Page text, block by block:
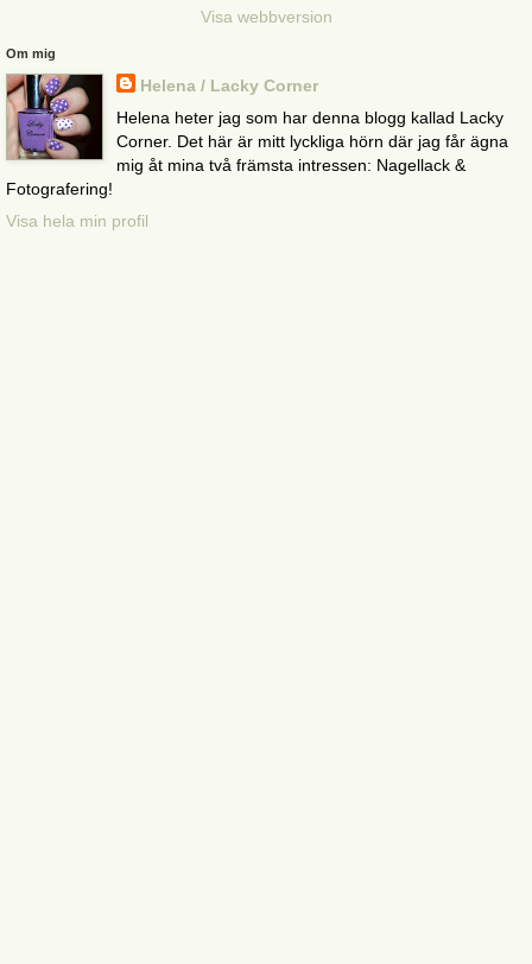
Visa webbversion
Om mig
Helena / Lacky Corner
Helena heter jag som har denna blogg kallad Lacky
Corner. Det här är mitt lyckliga hörn där jag får ägna
mig åt mina två främsta intressen: Nagellack &
Fotografering!
Visa hela min profil